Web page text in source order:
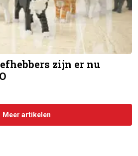
zijn er nu
Meer artikelen